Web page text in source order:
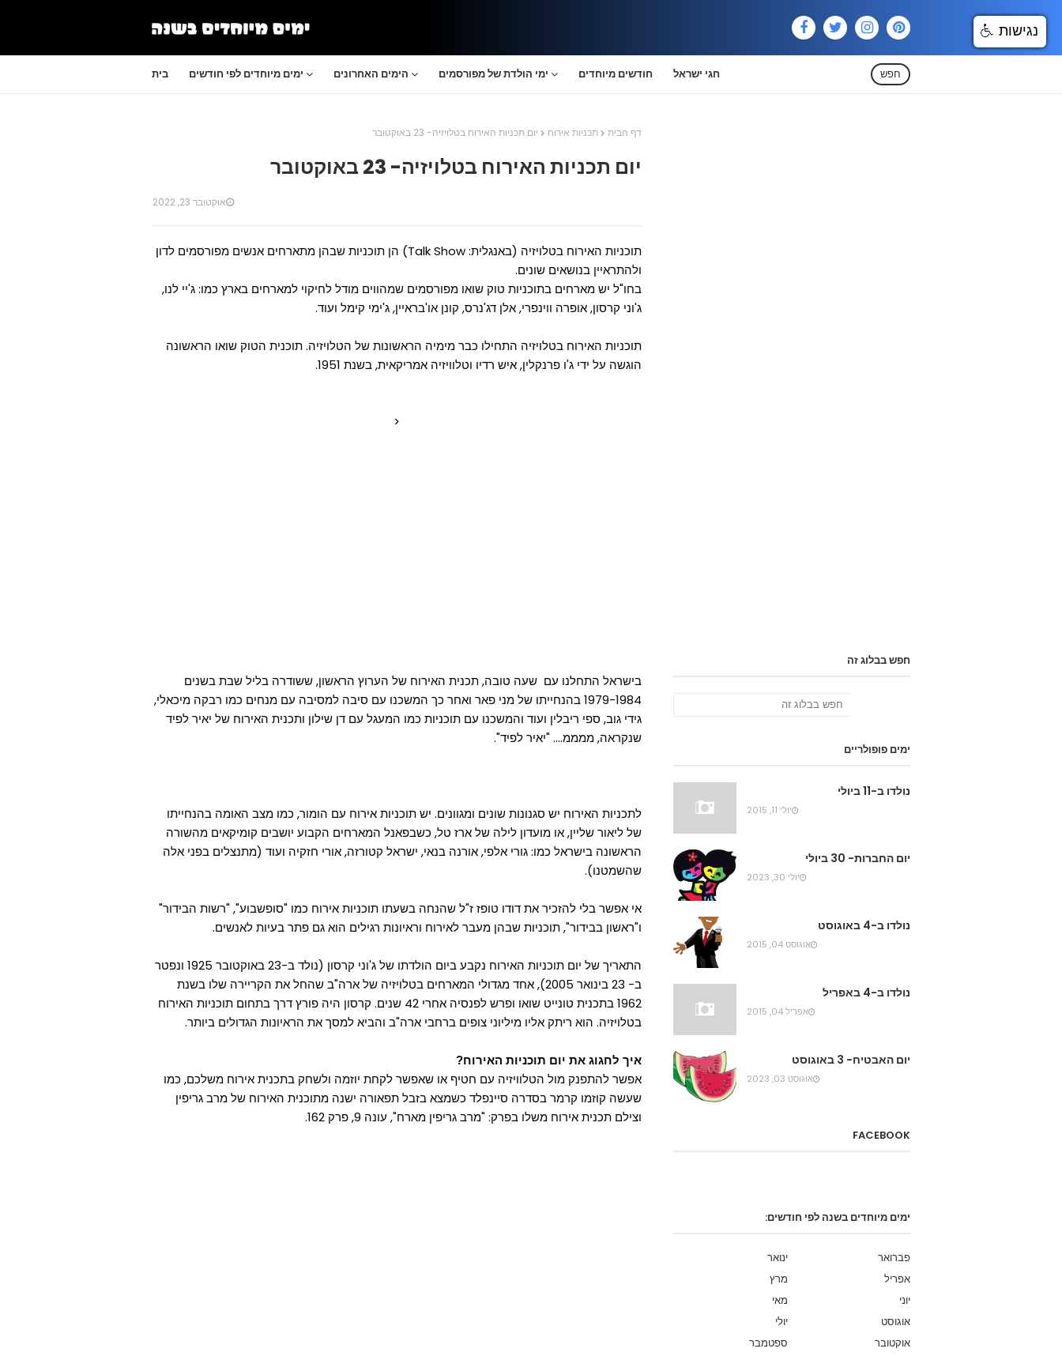
בית ימים מיוחדים לפי חודשים הימים האחרונים ימי הולדת של מפורסמים חודשים מיוחדים חגי ישראל חפש
דף הבית תכניות אירוח יום תכניות האירוח בטלויזיה- 23 באוקטובר
יום תכניות האירוח בטלויזיה- 23 באוקטובר
אוקטובר 23, 2022
תוכניות האירוח בטלויזיה (באנגלית: Talk Show) הן תוכניות שבהן מתארחים אנשים מפורסמים לדון
ולהתראיין בנושאים שונים.
בחו"ל יש מארחים בתוכניות טוק שואו מפורסמים שמהווים מודל לחיקוי למארחים בארץ כמו: ג'יי לנו,
ג'וני קרסון, אופרה ווינפרי, אלן דג'נרס, קונן או'בראיין, ג'ימי קימל ועוד.
תוכניות האירוח בטלויזיה התחילו כבר מימיה הראשונות של הטלויזיה. תוכנית הטוק שואו הראשונה
הוגשה על ידי ג'ו פרנקלין, איש רדיו וטלוויזיה אמריקאית, בשנת 1951.
<
בישראל התחלנו עם שעה טובה, תכנית האירוח של הערוץ הראשון, ששודרה בליל שבת בשנים
1979-1984 בהנחייתו של מני פאר ואחר כך המשכנו עם סיבה למסיבה עם מנחים כמו רבקה מיכאלי,
גידי גוב, ספי ריבלין ועוד והמשכנו עם תוכניות כמו המעגל עם דן שילון ותכנית האירוח של יאיר לפיד
שנקראה, ממממ.... "יאיר לפיד".
לתכניות האירוח יש סגנונות שונים ומגוונים. יש תוכניות אירוח עם הומור, כמו מצב האומה בהנחייתו
של ליאור שליין, או מועדון לילה של ארז טל, כשבפאנל המארחים הקבוע יושבים קומיקאים מהשורה
הראשונה בישראל כמו: גורי אלפי, אורנה בנאי, ישראל קטורזה, אורי חזקיה ועוד (מתנצלים בפני אלה
שהשמטנו).
אי אפשר בלי להזכיר את דודו טופז ז"ל שהנחה בשעתו תוכניות אירוח כמו "סופשבוע", "רשות הבידור"
ו"ראשון בבידור", תוכניות שבהן מעבר לאירוח וראיונות רגילים הוא גם פתר בעיות לאנשים.
התאריך של יום תוכניות האירוח נקבע ביום הולדתו של ג'וני קרסון (נולד ב-23 באוקטובר 1925 ונפטר
ב- 23 בינואר 2005), אחד מגדולי המארחים בטלויזיה של ארה"ב שהחל את הקריירה שלו בשנת
1962 בתכנית טונייט שואו ופרש לפנסיה אחרי 42 שנים. קרסון היה פורץ דרך בתחום תוכניות האירוח
בטלויזיה. הוא ריתק אליו מיליוני צופים ברחבי ארה"ב והביא למסך את הראיונות הגדולים ביותר.
איך לחגוג את יום תוכניות האירוח?
אפשר להתפנק מול הטלוויזיה עם חטיף או שאפשר לקחת יוזמה ולשחק בתכנית אירוח משלכם, כמו
שעשה קוזמו קרמר בסדרה סיינפלד כשמצא בזבל תפאורה ישנה מתוכנית האירוח של מרב גריפין
וצילם תכנית אירוח משלו בפרק: "מרב גריפין מארח", עונה 9, פרק 162.
חפש בבלוג זה
ימים פופולריים
נולדו ב-11 ביולי
יולי 11, 2015
יום החברות- 30 ביולי
יולי 30, 2023
נולדו ב-4 באוגוסט
אוגוסט 04, 2015
נולדו ב-4 באפריל
אפריל 04, 2015
יום האבטיח- 3 באוגוסט
אוגוסט 03, 2023
FACEBOOK
ימים מיוחדים בשנה לפי חודשים:
ינואר
פברואר
מרץ
אפריל
מאי
יוני
יולי
אוגוסט
ספטמבר
אוקטובר
נגישות